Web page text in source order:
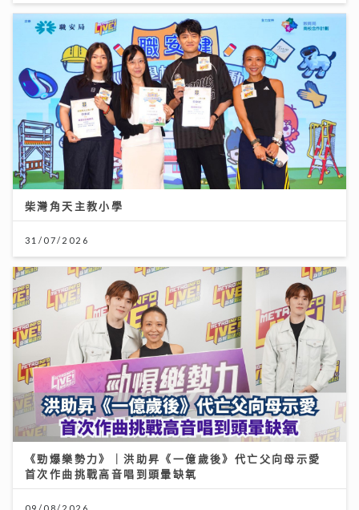
柴灣角天主教小學
31/07/2026
《勁爆樂勢力》｜洪助昇《一億歲後》代亡父向母示愛
首次作曲挑戰高音唱到頭暈缺氧